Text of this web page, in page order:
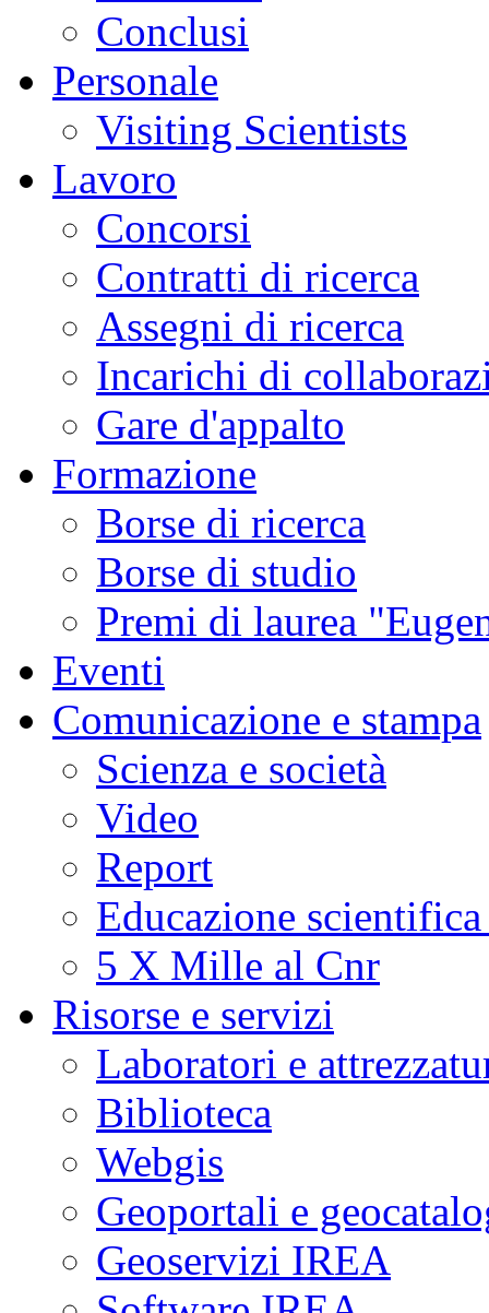
Conclusi
Personale
Visiting Scientists
Lavoro
Concorsi
Contratti di ricerca
Assegni di ricerca
Incarichi di
Gare d'appalto
Formazione
Borse di ricerca
Borse di studio
Premi di laurea
Eventi
Comunicazione e stampa
Scienza e società
Video
Report
Educazione
5 X Mille al Cnr
Risorse e servizi
Laboratori e
Biblioteca
Webgis
Geoportali e
Geoservizi IREA